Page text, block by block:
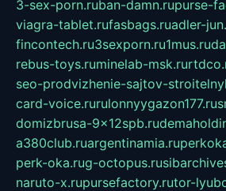
3-sex-porn.ruban-damn.rupurse-
viagra-tablet.rufasbags.ruadler-
fincontech.ru3sexporn.ru1mus.ru
rebus-toys.ruminelab-msk.ru
seo-prodvizhenie-sajtov-
card-voice.rurulonnyygazon177.ru
domizbrusa-9x12spb.ru
a380club.ruargentinamia.ru
perk-oka.rug-octopus.ru
naruto-x.rupursefactory.rutor-